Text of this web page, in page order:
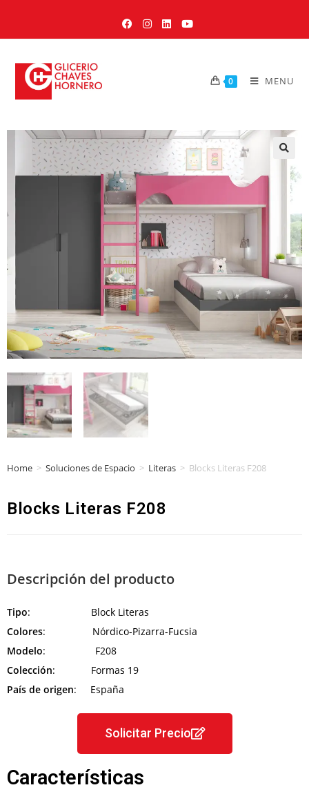
0 MENU
Home > Soluciones de Espacio > Literas > Blocks Literas F208
Blocks Literas F208
Descripción del producto
Tipo: Block Literas
Colores: Nórdico-Pizarra-Fucsia
Modelo: F208
Colección: Formas 19
País de origen: España
Solicitar Precio
Características